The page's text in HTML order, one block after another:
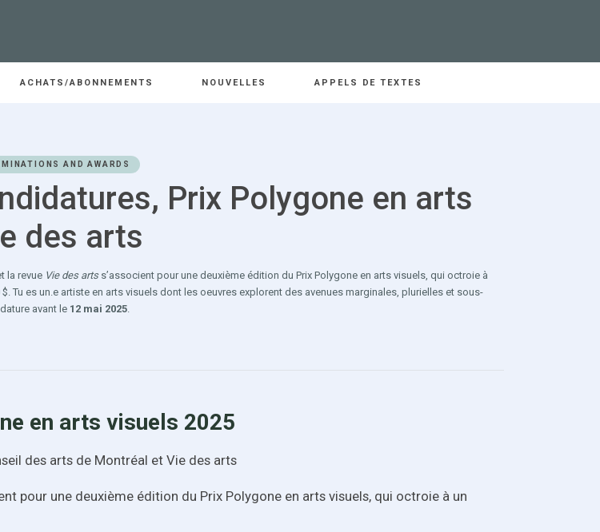
ACHATS/ABONNEMENTS NOUVELLES APPELS DE TEXTES
AND AWARDS
Prix Polygone en arts
des arts
la revue Vie des artss’associent pour une deuxième édition du Prix Polygone en arts visuels, qui octroie à
Tu es un.e artiste en arts visuels dont les oeuvres explorent des avenues marginales, plurielles et sous-
avant le 12 mai 2025.
en arts visuels 2025
des arts de Montréal et Vie des arts
pour une deuxième édition du Prix Polygone en arts visuels, qui octroie à un